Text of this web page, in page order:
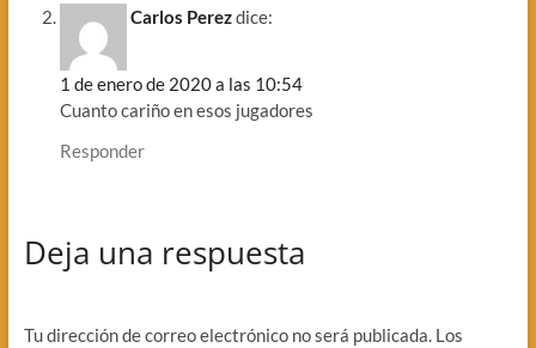
Carlos Perezdice:
1 de enero de 2020 a las 10:54
Cuanto cariño en esos jugadores
Responder
Deja una respuesta
Tu dirección de correo electrónico no será publicada. Los